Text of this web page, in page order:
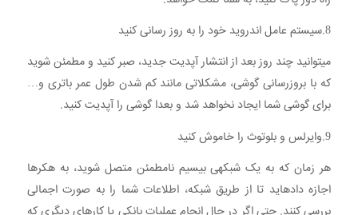
8.سیستم عامل اندروید خود را به روز رسانی کنید
میتوانید چند روز بعد از انتشار آپدیت جدید، صبر کنید و مطمئن شوید
که با بروزرسانی گوشی، مشکلاتی مانند کم شدن طول عمر باتری و…
برای گوشی شما ایجاد نخواهد شد و بعدا گوشی را آپدیت کنید.
9.وایرلس و بلوتوث را خاموش کنید
هر زمان که به یک شبکهی بیسیم نامطمئن متصل شوید، به هکرها
اجازه دادهاید تا از طریق شبکه، اطلاعات شما را به صورت اجمالی